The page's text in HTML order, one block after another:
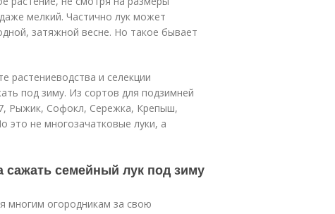
мелкий. Частично лук может
затяжной весне. Но такое бывает
растениеводства и селекции
под зиму. Из сортов для подзимней
Рыжик, Софокл, Сережка, Крепыш,
это не многозачатковые луки, а
сажать семейный лук под зиму
многим огородникам за свою